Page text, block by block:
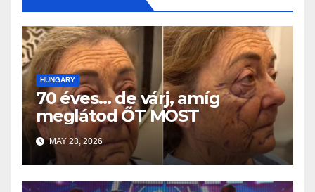
HUNGARY
70 éves… de várj, amíg
meglátod ŐT MOST
MAY 23, 2026